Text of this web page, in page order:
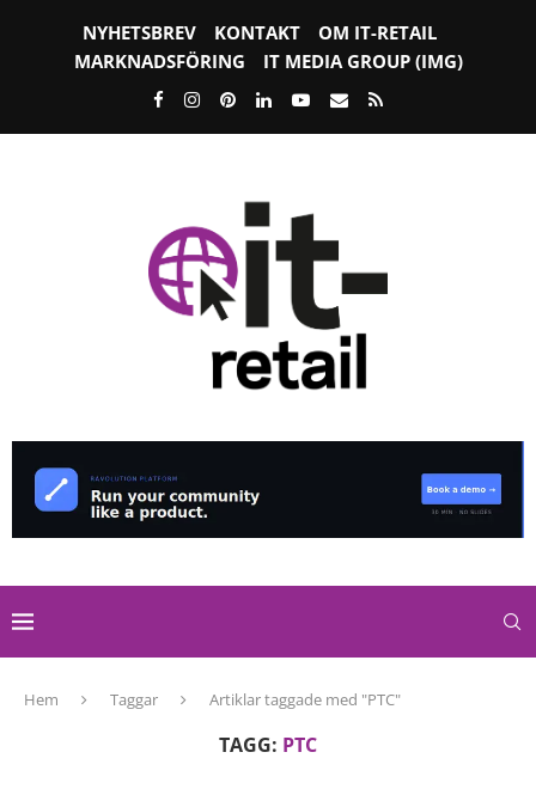
NYHETSBREV KONTAKT
OM IT-RETAIL
MARKNADSFÖRING
IT MEDIA GROUP (IMG)
Hem Taggar Artiklar taggade med "PTC"
TAGG: PTC